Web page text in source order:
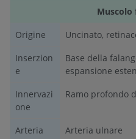
Muscolo
Origine
Uncinato,
Inserzion
e
Base della
espansione
Innervazi
one
Ramo profondo
Arteria
Arteria ulnare